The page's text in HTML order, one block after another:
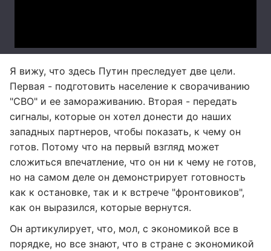
Я вижу, что здесь Путин преследует две цели.
Первая - подготовить население к сворачиванию
"СВО" и ее замораживанию. Вторая - передать
сигналы, которые он хотел донести до наших
западных партнеров, чтобы показать, к чему он
готов. Потому что на первый взгляд может
сложиться впечатление, что он ни к чему не готов,
но на самом деле он демонстрирует готовность
как к остановке, так и к встрече "фронтовиков",
как он выразился, которые вернутся.
Он артикулирует, что, мол, с экономикой все в
порядке, но все знают, что в стране с экономикой